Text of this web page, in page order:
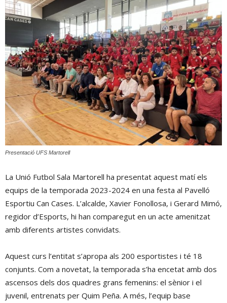
Presentació UFS Martorell
La Unió Futbol Sala Martorell ha presentat aquest matí els
equips de la temporada 2023-2024 en una festa al Pavelló
Esportiu Can Cases. L’alcalde, Xavier Fonollosa, i Gerard Mimó,
regidor d’Esports, hi han comparegut en un acte amenitzat
amb diferents artistes convidats.
Aquest curs l’entitat s’apropa als 200 esportistes i té 18
conjunts. Com a novetat, la temporada s’ha encetat amb dos
ascensos dels dos quadres grans femenins: el sènior i el
juvenil, entrenats per Quim Peña. A més, l’equip base